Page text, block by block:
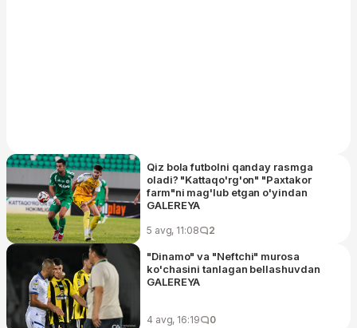
Qiz bola futbolni qanday rasmga
oladi? "Kattaqo'rg'on" "Paxtakor
farm"ni mag'lub etgan o'yindan
GALEREYA
5 avg, 11:08 2
"Dinamo" va "Neftchi" murosa
ko'chasini tanlagan bellashuvdan
GALEREYA
4 avg, 16:19 0